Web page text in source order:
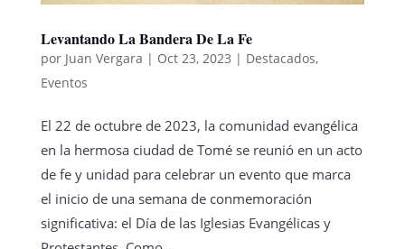
Levantando La Bandera De La Fe
por Juan Vergara | Oct 23, 2023 | Destacados,
Eventos
El 22 de octubre de 2023, la comunidad evangélica
en la hermosa ciudad de Tomé se reunió en un acto
de fe y unidad para celebrar un evento que marca
el inicio de una semana de conmemoración
significativa: el Día de las Iglesias Evangélicas y